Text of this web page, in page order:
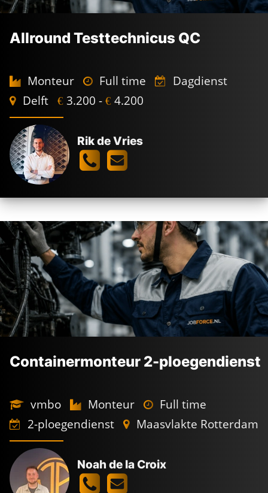
Allround Testtechnicus QC
Monteur Full time
Dagdienst
Delft
€ 3.200 - € 4.200
Rik de Vries
Containermonteur 2-ploegendienst
vmbo Monteur
Full time
2-ploegendienst
Maasvlakte Rotterdam
Noah de la Croix